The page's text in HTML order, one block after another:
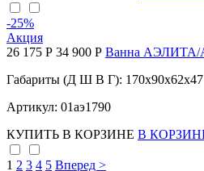
-25%
Акция
26 175 Р 34 900 Р Ванна АЭЛИТА/
Габариты (Д Ш В Г): 170x90x62x47
Артикул: 01аэ1790
КУПИТЬ В КОРЗИНЕ В
1 2 3 4 5 Вперед >